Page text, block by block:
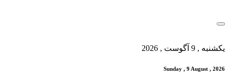
یکشنبه , 9 آگوست , 2026
Sunday , 9 August , 2026